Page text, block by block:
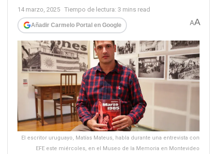
14 marzo, 2025 Tiempo de lectura: 3 mins read
Añadir Carmelo Portal en Google AA
El escritor uruguayo, Matías Mateus, habla durante una entrevista con
EFE este miércoles, en el Museo de la Memoria en Montevideo